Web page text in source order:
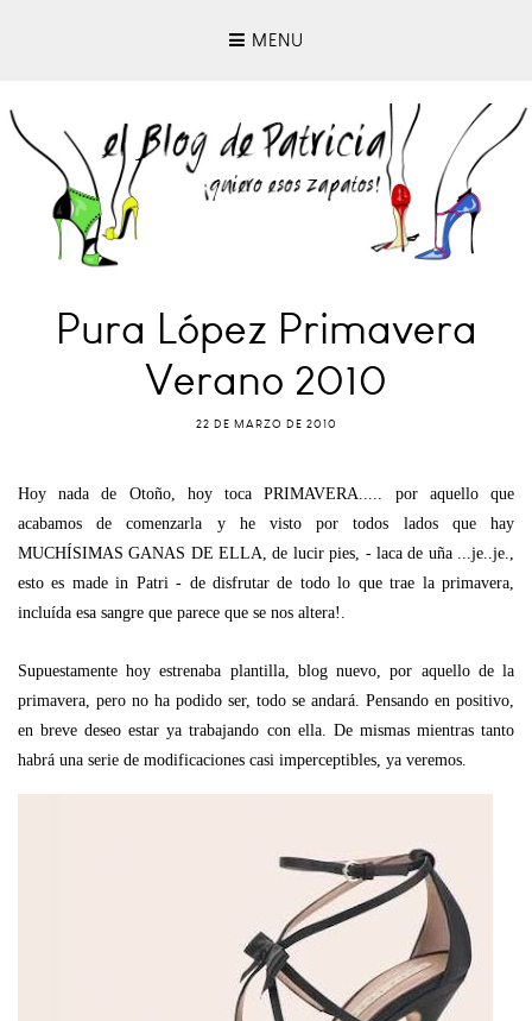
MENU
Pura López Primavera
Verano 2010
22 DE MARZO DE 2010
Hoy nada de Otoño, hoy toca PRIMAVERA..... por aquello que
acabamos de comenzarla y he visto por todos lados que hay
MUCHÍSIMAS GANAS DE ELLA, de lucir pies, - laca de uña ...je..je.,
esto es made in Patri - de disfrutar de todo lo que trae la primavera,
incluída esa sangre que parece que se nos altera!.
Supuestamente hoy estrenaba plantilla, blog nuevo, por aquello de la
primavera, pero no ha podido ser, todo se andará. Pensando en positivo,
en breve deseo estar ya trabajando con ella. De mismas mientras tanto
habrá una serie de modificaciones casi imperceptibles, ya veremos.